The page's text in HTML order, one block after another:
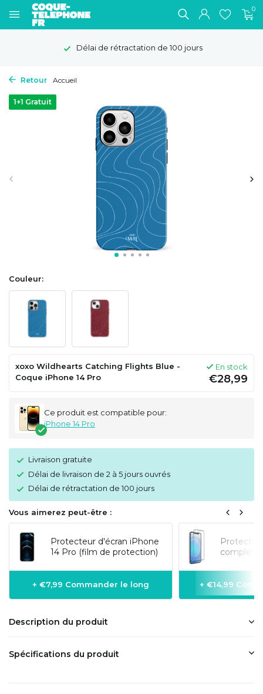
0
Délai de rétractation de 100 jours
Retour Accueil
1+1 Gratuit
Couleur:
xoxo Wildhearts Catching Flights Blue -
Coque iPhone 14 Pro
En stock
€28,99
Ce produit est compatible pour:
iPhone 14 Pro
Livraison gratuite
Délai de livraison de 2 à 5 jours ouvrés
Délai de rétractation de 100 jours
Vous aimerez peut-être :
Protecteur d'écran iPhone
14 Pro (film de protection)
+ €7,99 Commander le long
complet
+ €14,99
Description du produit
Spécifications du produit